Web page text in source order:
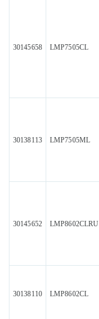
30145658 LMP7505CL
30138113 LMP7505ML
30145652 LMP8602CLRU
30138110 LMP8602CL